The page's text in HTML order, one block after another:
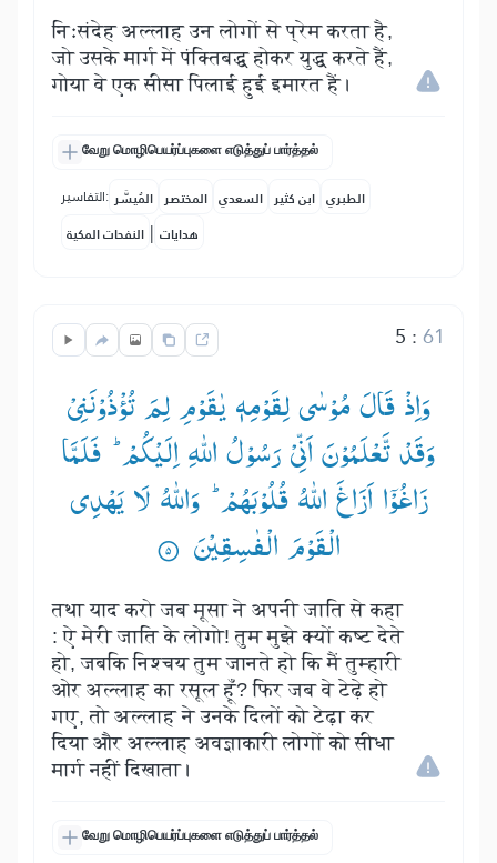
निःसंदेह अल्लाह उन लोगों से प्रेम करता है,
जो उसके मार्ग में पंक्तिबद्ध होकर युद्ध करते हैं,
गोया वे एक सीसा पिलाई हुई इमारत हैं।
வேறு மொழிபெயர்ப்புகளை எடுத்துப் பார்த்தல்
التفاسير: المُيسَّر المختصر السعدي ابن كثير الطبري
النفحات المكية | هدايات
5 :61
وَاِذْ قَالَ مُوْسٰی لِقَوْمِهٖ یٰقَوْمِ لِمَ تُؤْذُوْنَنِیْ
وَقَدْ تَّعْلَمُوْنَ اَنِّیْ رَسُوْلُ اللّٰهِ اِلَیْكُمْ ؕ— فَلَمَّا
زَاغُوْۤا اَزَاغَ اللّٰهُ قُلُوْبَهُمْ ؕ— وَاللّٰهُ لَا یَهْدِی
الْقَوْمَ الْفٰسِقِیْنَ ۟
तथा याद करो जब मूसा ने अपनी जाति से कहा
: ऐ मेरी जाति के लोगो! तुम मुझे क्यों कष्ट देते
हो, जबकि निश्चय तुम जानते हो कि मैं तुम्हारी
ओर अल्लाह का रसूल हूँ? फिर जब वे टेढ़े हो
गए, तो अल्लाह ने उनके दिलों को टेढ़ा कर
दिया और अल्लाह अवज्ञाकारी लोगों को सीधा
मार्ग नहीं दिखाता।
வேறு மொழிபெயர்ப்புகளை எடுத்துப் பார்த்தல்